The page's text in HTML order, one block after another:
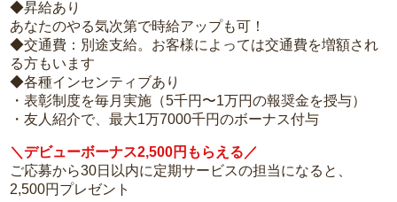
◆昇給あり
あなたのやる気次第で時給アップも可！
◆交通費：別途支給。お客様によっては交通費を増額され
る方もいます
◆各種インセンティブあり
・表彰制度を毎月実施（5千円〜1万円の報奨金を授与）
・友人紹介で、最大1万7000千円のボーナス付与
＼デビューボーナス2,500円もらえる／
ご応募から30日以内に定期サービスの担当になると、
2,500円プレゼント